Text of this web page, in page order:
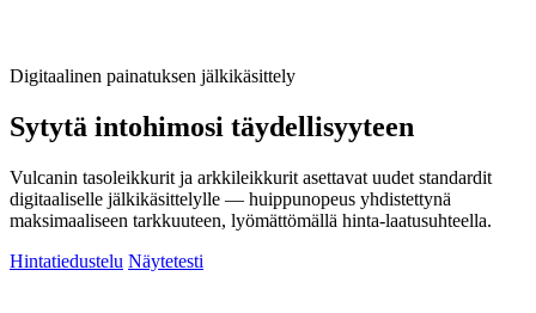
Digitaalinen painatuksen jälkikäsittely
Sytytä intohimosi täydellisyyteen
Vulcanin tasoleikkurit ja arkkileikkurit asettavat uudet standardit
digitaaliselle jälkikäsittelylle — huippunopeus yhdistettynä
maksimaaliseen tarkkuuteen, lyömättömällä hinta-laatusuhteella.
Hintatiedustelu Näytetesti